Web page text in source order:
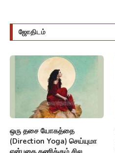
ஜோதிடம்
ஒரு தசை யோகத்தை
(Direction Yoga) செய்யுமா